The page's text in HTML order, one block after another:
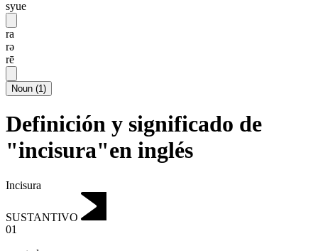
syue
ra
rə
rē
Noun (1)
Definición y significado de
"incisura"en inglés
Incisura
SUSTANTIVO
01